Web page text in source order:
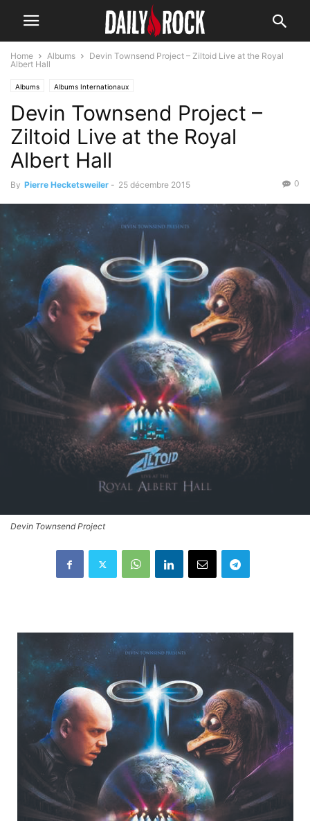
Home Albums
Devin Townsend Project – Ziltoid Live at the Royal
Albert Hall
Albums Albums Internationaux
Devin Townsend Project –
Ziltoid Live at the Royal
Albert Hall
By Pierre Hecketsweiler - 25 décembre 2015 0
Devin Townsend Project